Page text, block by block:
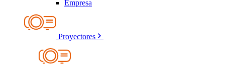
Empresa
Proyectores